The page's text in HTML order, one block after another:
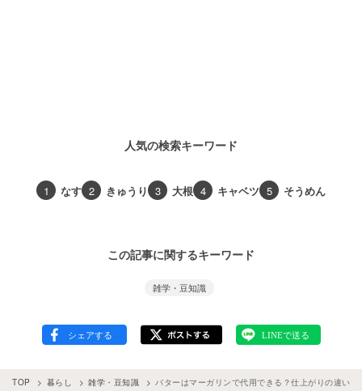
人気の検索キーワード
1 なす 2 きゅうり 3 大根 4 キャベツ 5 そうめん
この記事に関するキーワード
雑学・豆知識
TOP 暮らし 雑学・豆知識 バターはマーガリンで代用できる？仕上がりの違い